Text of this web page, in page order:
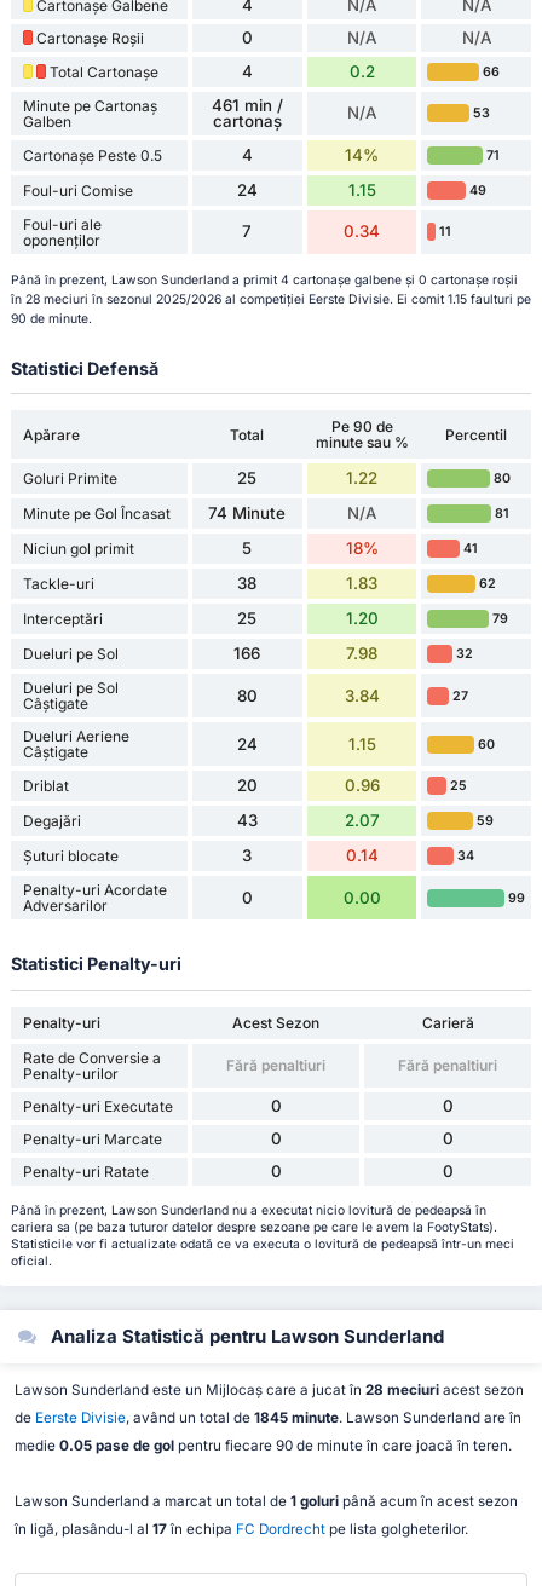
Cartonașe Galbene 4 N/A N/A
Cartonașe Roșii 0 N/A N/A
Total Cartonașe 4 0.2 66
Minute pe Cartonaș
Galben
461 min /
cartonaș
N/A 53
Cartonașe Peste 0.5 4 14% 71
Foul-uri Comise 24 1.15 49
Foul-uri ale
oponenților
7 0.34 11
Până în prezent, Lawson Sunderland a primit 4 cartonașe galbene și 0 cartonașe roșii
în 28 meciuri în sezonul 2025/2026 al competiției Eerste Divisie. Ei comit 1.15 faulturi pe
90 de minute.
Statistici Defensă
Apărare Total
Pe 90 de
minute sau %
Percentil
Goluri Primite 25 1.22 80
Minute pe Gol Încasat 74 Minute N/A 81
Niciun gol primit 5 18% 41
Tackle-uri 38 1.83 62
Interceptări 25 1.20 79
Dueluri pe Sol 166 7.98 32
Dueluri pe Sol
Câștigate
80 3.84 27
Dueluri Aeriene
Câștigate
24 1.15 60
Driblat 20 0.96 25
Degajări 43 2.07 59
Șuturi blocate 3 0.14 34
Penalty-uri Acordate
Adversarilor
0 0.00 99
Statistici Penalty-uri
Penalty-uri Acest Sezon
Carieră
Rate de Conversie a
Penalty-urilor
Fără penaltiuri Fără penaltiuri
Penalty-uri Executate 0 0
Penalty-uri Marcate 0 0
Penalty-uri Ratate 0 0
Până în prezent, Lawson Sunderland nu a executat nicio lovitură de pedeapsă în
cariera sa (pe baza tuturor datelor despre sezoane pe care le avem la FootyStats).
Statisticile vor fi actualizate odată ce va executa o lovitură de pedeapsă într-un meci
oficial.
Analiza Statistică pentru Lawson Sunderland
Lawson Sunderland este un Mijlocaș care a jucat în 28 meciuriacest sezon
de Eerste Divisie, având un total de 1845 minute. Lawson Sunderland are în
medie 0.05 pase de golpentru fiecare 90 de minute în care joacă în teren.
Lawson Sunderland a marcat un total de 1 goluripână acum în acest sezon
în ligă, plasându-l al 17în echipa FC Dordrechtpe lista golgheterilor.